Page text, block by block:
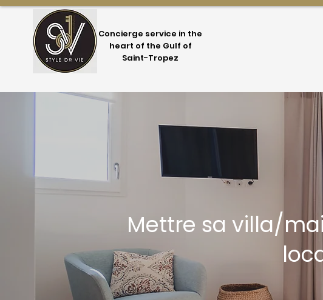
Concierge service in the
heart of the Gulf of
Saint-Tropez
Mettre sa villa/